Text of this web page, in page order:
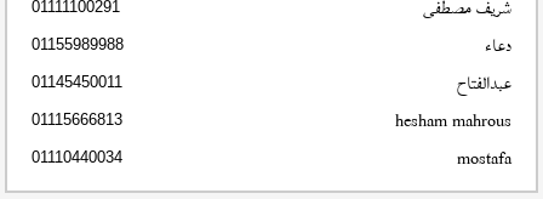
شريف مصطفى 01111100291
دعاء 01155989988
عبدالفتاح 01145450011
hesham mahrous
01115666813
mostafa
01110440034